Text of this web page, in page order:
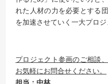
れた人材の力を必要とする
を加速させていく一大プロジ
プロジェクト参画のご相談
お気軽にお問合せください。